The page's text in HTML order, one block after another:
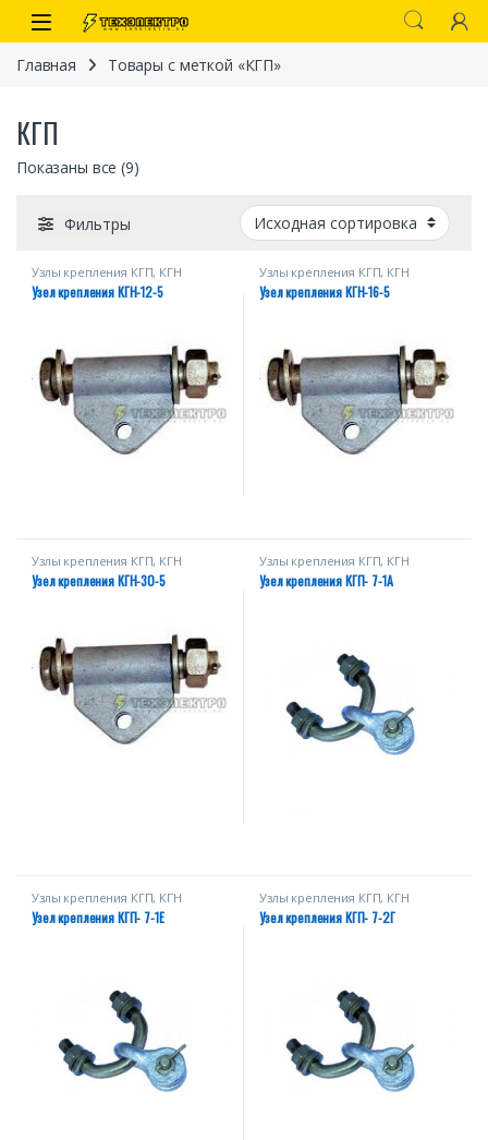
Перейти к навигации
перейти к содержанию
Open
Главная Товары с меткой «КГП»
КГП
Показаны все (9)
Фильтры
Узлы крепления КГП, КГН
Узел крепления КГН-12-5
Узлы крепления КГП, КГН
Узел крепления КГН-16-5
Узлы крепления КГП, КГН
Узел крепления КГН-30-5
Узлы крепления КГП, КГН
Узел крепления КГП- 7-1А
Узлы крепления КГП, КГН
Узел крепления КГП- 7-1Е
Узлы крепления КГП, КГН
Узел крепления КГП- 7-2Г